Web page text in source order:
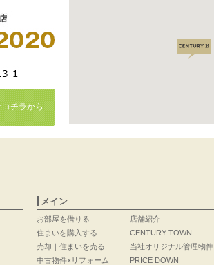
チラから
メイン
お部屋を借りる
住まいを購入する
売却｜住まいを売る
中古物件×リフォーム
店舗紹介
CENTURY TOWN
当社オリジナル管理物件
PRICE DOWN